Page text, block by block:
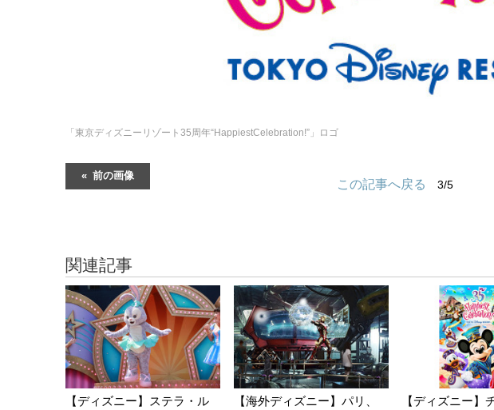
「東京ディズニーリゾート35周年“HappiestCelebration!”」ロゴ
前の画像
この記事へ戻る 3/5
関連記事
【ディズニー】ステラ・ル
【海外ディズニー】パリ、
【ディズニー】